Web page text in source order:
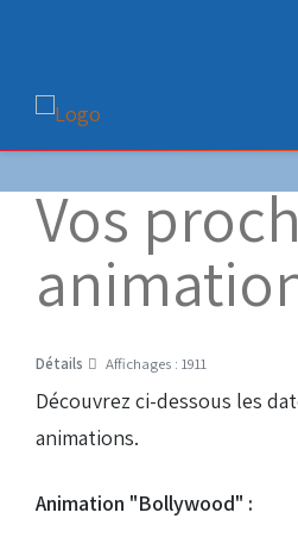
Vos
Détails Affichages : 1911
Découvrez ci-dessous les
animations.
Animation "Bollywood" :